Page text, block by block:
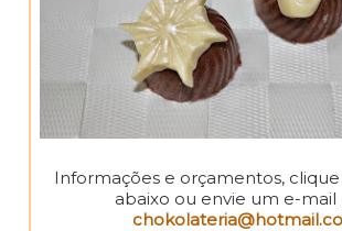
Informações e orçamentos,
abaixo ou envie um e-mail